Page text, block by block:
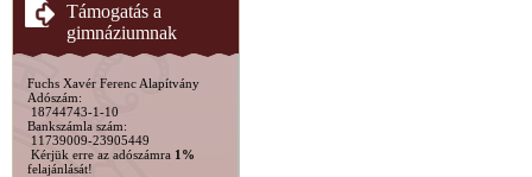
Támogatás a
gimnáziumnak
Fuchs Xavér Ferenc Alapítvány
Adószám:
18744743-1-10
Bankszámla szám:
11739009-23905449
Kérjük erre az adószámra 1%
felajánlását!